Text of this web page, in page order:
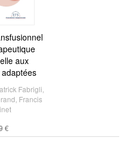
aux
Fabrigli
Francis
€